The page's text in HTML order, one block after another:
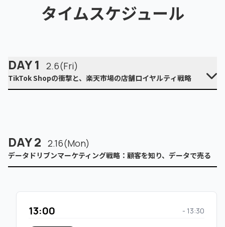
タイムスケジュール
DAY 1 2.6(Fri)
TikTok Shopの衝撃と、楽天市場の店舗ロイヤルティ戦略
オープニング
2026年の勝ち筋 ～TikTok ShopとAIが変
えるEC戦略～
株式会社いつも 望月 智之
DAY 2 2.16(Mon)
データドリブンマーケティング戦略：顧客を知り、データで売る
13:00 - 13:30